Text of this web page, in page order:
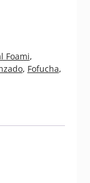
Foami,
, Fofucha,